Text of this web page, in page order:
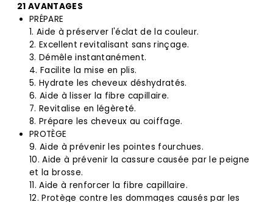
21 AVANTAGES
PRÉPARE
1. Aide à préserver l'éclat de la couleur.
2. Excellent revitalisant sans rinçage.
3. Démêle instantanément.
4. Facilite la mise en plis.
5. Hydrate les cheveux déshydratés.
6. Aide à lisser la fibre capillaire.
7. Revitalise en légèreté.
8. Prépare les cheveux au coiffage.
PROTÈGE
9. Aide à prévenir les pointes fourchues.
10. Aide à prévenir la cassure causée par le peigne
et la brosse.
11. Aide à renforcer la fibre capillaire.
12. Protège contre les dommages causés par les